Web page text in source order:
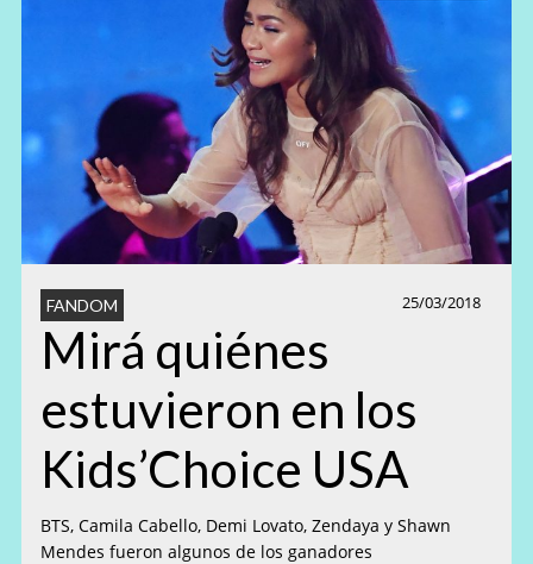
25/03/2018
FANDOM
Mirá quiénes
estuvieron en los
Kids’Choice USA
BTS, Camila Cabello, Demi Lovato, Zendaya y Shawn
Mendes fueron algunos de los ganadores